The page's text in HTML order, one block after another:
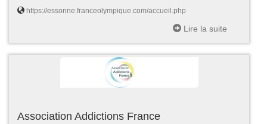
https://essonne.franceolympique.com/accueil.php
Lire la suite
Association Addictions France